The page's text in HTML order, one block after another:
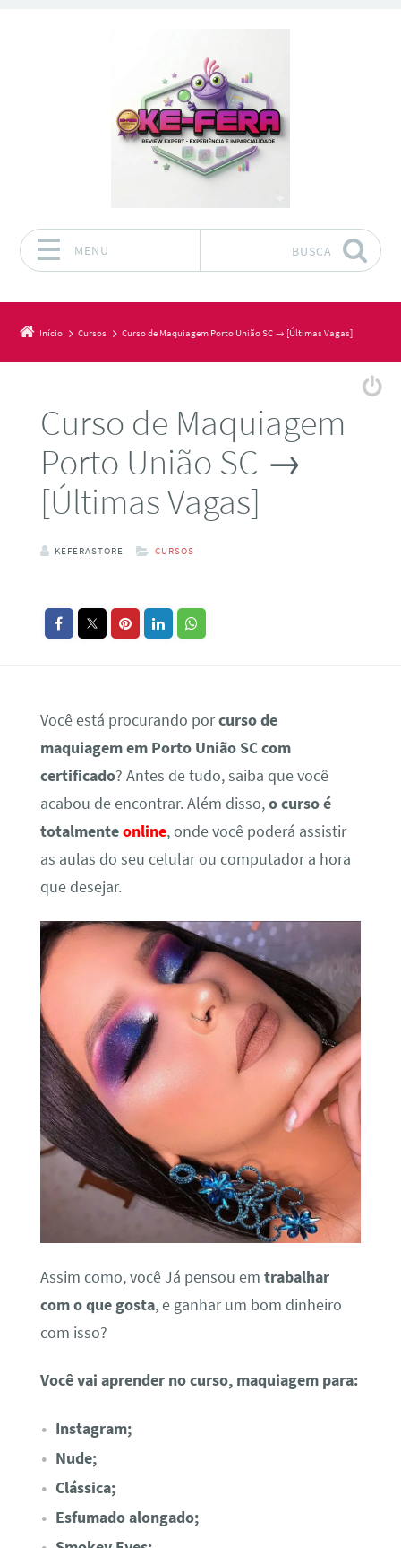
MENU BUSCA
Início Cursos Curso de Maquiagem Porto União SC → [Últimas Vagas]
Curso de Maquiagem
Porto União SC →
[Últimas Vagas]
KEFERASTORE CURSOS
Você está procurando porcurso de
maquiagem em Porto União SC com
certificado? Antes de tudo, saiba que você
acabou de encontrar. Além disso,o curso é
totalmenteonline, onde você poderá assistir
as aulas do seu celular ou computador a hora
que desejar.
Assim como, você Já pensou em trabalhar
com o que gosta, e ganhar um bom dinheiro
com isso?
Você vai aprender no curso, maquiagem para:
Instagram;
Nude;
Clássica;
Esfumado alongado;